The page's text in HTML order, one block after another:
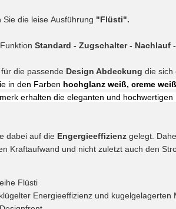
die leise Ausführung "Flüsti".
Standard - Zugschalter -
die passende Design Abdeckung die sich
in den Farben hochglanz weiß, creme
erhalten die eleganten und hochwertigen
dabei auf die Engergieeffizienz gelegt.
Kraftaufwand und nicht zuletzt auch den
Flüsti
Energieeffizienz und kugelgelagerten